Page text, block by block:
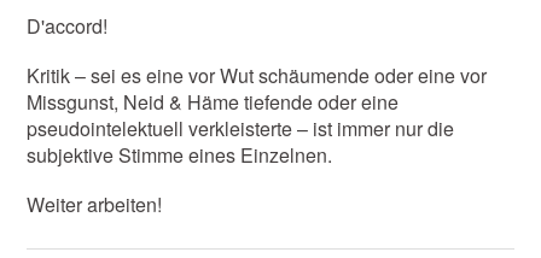
D'accord!
Kritik – sei es eine vor Wut schäumende oder eine vor
Missgunst, Neid & Häme tiefende oder eine
pseudointelektuell verkleisterte – ist immer nur die
subjektive Stimme eines Einzelnen.
Weiter arbeiten!